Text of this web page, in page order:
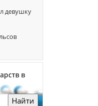
девушку
в
Найти